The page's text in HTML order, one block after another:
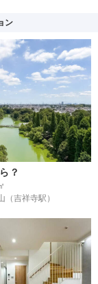
ン
？
（吉祥寺駅）